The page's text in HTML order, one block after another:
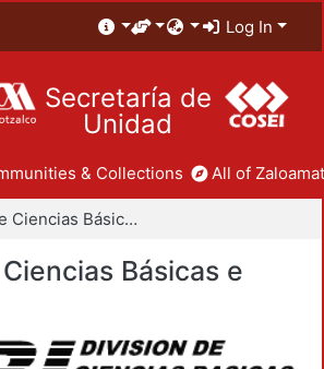
Log In
Secretaría de
Unidad
& Collections All of
División de Ciencias Básicas e Ingeniería
Básicas e